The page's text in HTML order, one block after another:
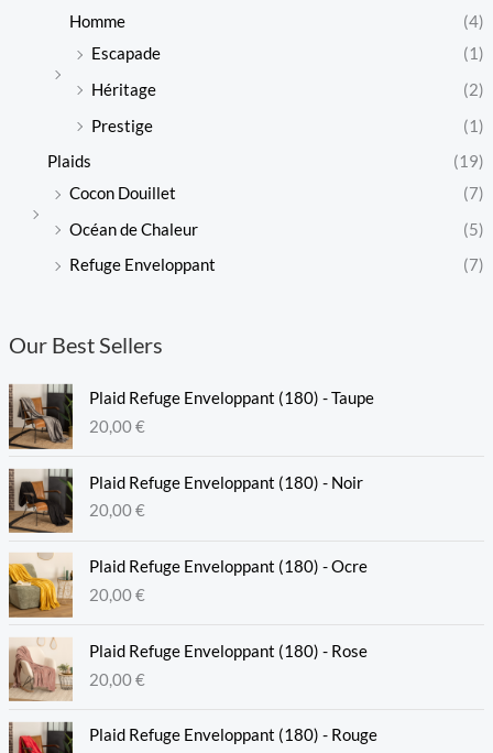
Homme
(4)
Escapade
(1)
Héritage
(2)
Prestige
(1)
Plaids
(19)
Cocon Douillet
(7)
Océan de Chaleur
(5)
Refuge Enveloppant
(7)
Our Best Sellers
Plaid Refuge Enveloppant (180) - Taupe
20,00€
Plaid Refuge Enveloppant (180) - Noir
20,00€
Plaid Refuge Enveloppant (180) - Ocre
20,00€
Plaid Refuge Enveloppant (180) - Rose
20,00€
Plaid Refuge Enveloppant (180) - Rouge